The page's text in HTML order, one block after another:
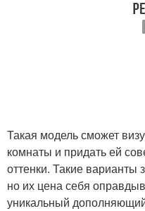
Такая модель сможет
комнаты и придать ей
оттенки. Такие варианты
но их цена себя
уникальный